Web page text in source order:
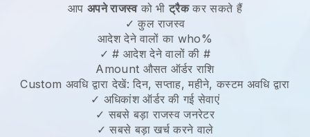
आप अपने राजस्वको भीट्रैककर सकते हैं
✓ कुल राजस्व
आदेश देने वालों का who%
✓ # आदेश देने वालों की #
Amount औसत ऑर्डर राशि
Custom अवधि द्वारा देखें: दिन, सप्ताह, महीने, कस्टम अवधि द्वारा
✓ अधिकांश ऑर्डर की गई सेवाएं
✓ सबसे बड़ा राजस्व जनरेटर
✓ सबसे बड़ा खर्च करने वाले